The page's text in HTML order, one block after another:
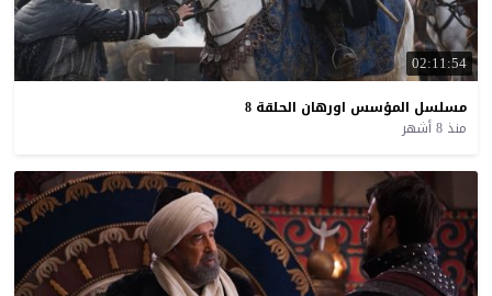
02:11:54
مسلسل المؤسس اورهان الحلقة 8
منذ 8 أشهر